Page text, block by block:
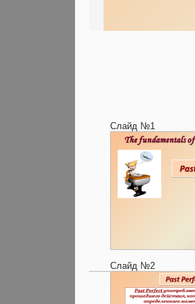
Слайд №1
Слайд №2